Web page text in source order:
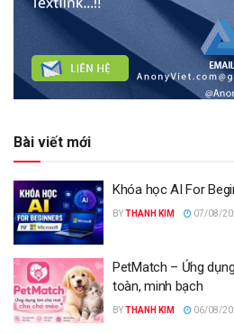
Bài viết mới
Khóa học AI For
BYTHANH KIM 07/08/
PetMatch – Ứng
toàn, minh bạch
BYTHANH KIM 06/08/